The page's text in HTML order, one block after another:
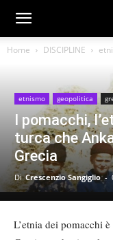
Home DISCIPLINE
etnismo geopolitica
I pomacchi,
turca che
Grecia
Di Crescenzio Sangiglio -
L’etnia dei pomacchi